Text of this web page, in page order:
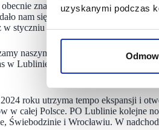
uzyskanymi podczas
znaleźć już w każdym
nam się otworzyć prawie 60
styczniu – mówi Rafał
naszym klientom produkty
w Lublinie znajdą dla siebie to „coś”,
roku utrzyma tempo ekspansji i
w całej Polsce. PO Lublinie kolejne
Świebodzinie i Wrocławiu. W